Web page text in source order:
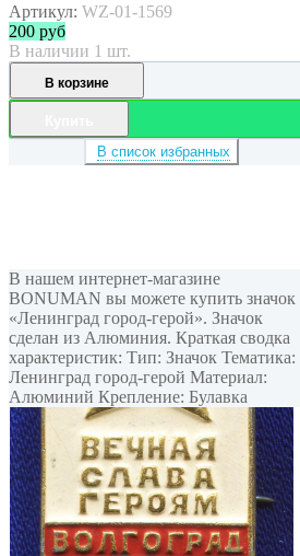
Артикул: WZ-01-1569
200 руб
В наличии 1 шт.
В корзине
В список избранных
В нашем интернет-магазине
BONUMAN вы можете купить значок
«Ленинград город-герой». Значок
сделан из Алюминия. Краткая сводка
характеристик: Тип: Значок Тематика:
Ленинград город-герой Материал:
Алюминий Крепление: Булавка